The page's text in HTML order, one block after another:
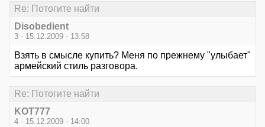
Re: Потогите найти
Disobedient
3 - 15.12.2009 - 13:58
Взять в смысле купить? Меня по прежнему "улыбает"
армейский стиль разговора.
Re: Потогите найти
KOT777
4 - 15.12.2009 - 14:00